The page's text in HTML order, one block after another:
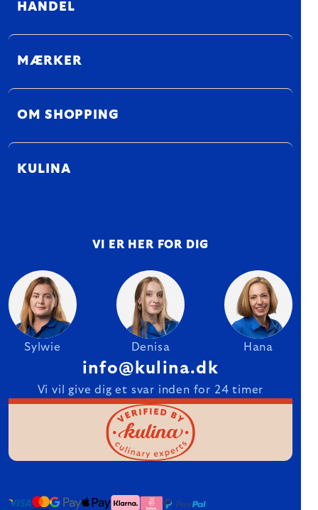
HANDEL
MÆRKER
OM SHOPPING
KULINA
VI ER HER FOR DIG
Sylwie Denisa Hana
info@kulina.dk
Vi vil give dig et svar inden for 24 timer